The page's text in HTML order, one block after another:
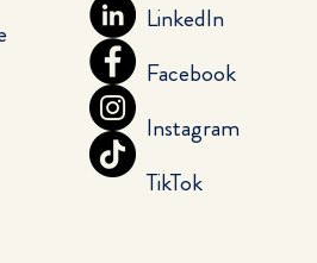
LinkedIn
Facebook
Instagram
TikTok